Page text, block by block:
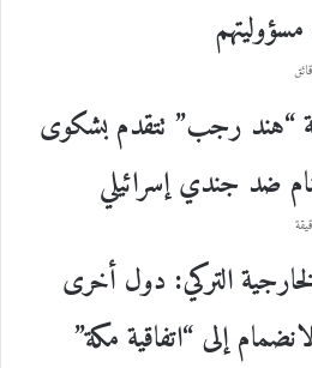
“هند رجب” تتقدم بشكوى
ضد جندي إسرائيلي
التركي: دول أخرى
إلى “اتفاقية مكة”